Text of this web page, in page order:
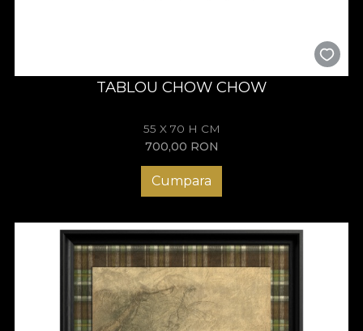
TABLOU CHOW CHOW
55 X 70 H CM
700,00 RON
Cumpara